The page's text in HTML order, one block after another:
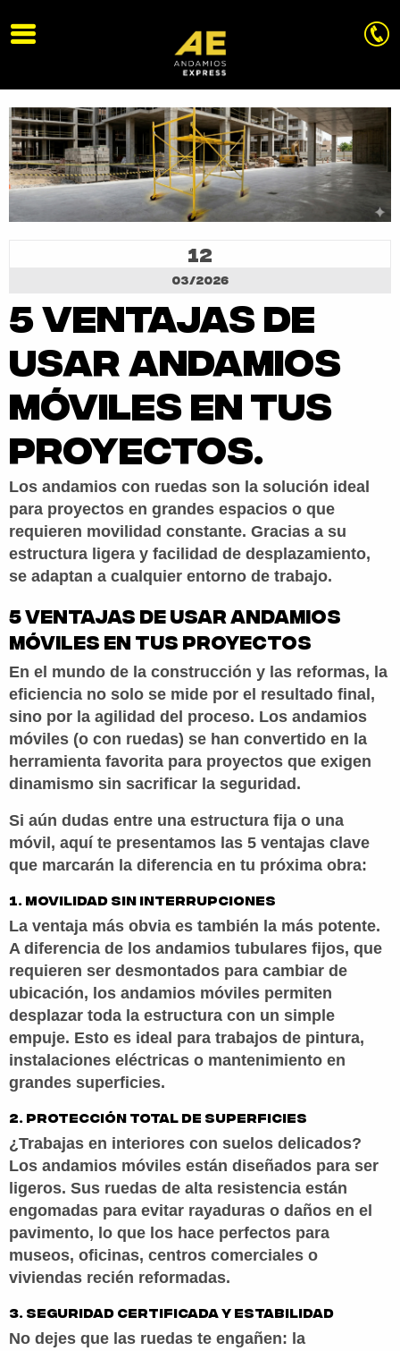
EQUIPO
REQUISITOS
SOLUCIONES
BLOG
PREGUNTAS
FRECUENTES
CONTACTO
COTIZADOR
(33)
1323
9376
Llama
hoy
OBTEN
UN
FLETE
GRATIS
12
03/2026
5 Ventajas de
usar andamios
móviles en tus
proyectos.
Los andamios con ruedas son la solución ideal
para proyectos en grandes espacios o que
requieren movilidad constante. Gracias a su
estructura ligera y facilidad de desplazamiento,
se adaptan a cualquier entorno de trabajo.
5 Ventajas de usar andamios
móviles en tus proyectos
En el mundo de la construcción y las reformas, la
eficiencia no solo se mide por el resultado final,
sino por la agilidad del proceso. Los andamios
móviles (o con ruedas) se han convertido en la
herramienta favorita para proyectos que exigen
dinamismo sin sacrificar la seguridad.
Si aún dudas entre una estructura fija o una
móvil, aquí te presentamos las 5 ventajas clave
que marcarán la diferencia en tu próxima obra:
1. Movilidad sin interrupciones
La ventaja más obvia es también la más potente.
A diferencia de los andamios tubulares fijos, que
requieren ser desmontados para cambiar de
ubicación, los andamios móviles permiten
desplazar toda la estructura con un simple
empuje. Esto es ideal para trabajos de pintura,
instalaciones eléctricas o mantenimiento en
grandes superficies.
2. Protección total de superficies
¿Trabajas en interiores con suelos delicados?
Los andamios móviles están diseñados para ser
ligeros. Sus ruedas de alta resistencia están
engomadas para evitar rayaduras o daños en el
pavimento, lo que los hace perfectos para
museos, oficinas, centros comerciales o
viviendas recién reformadas.
3. Seguridad certificada y estabilidad
No dejes que las ruedas te engañen: la